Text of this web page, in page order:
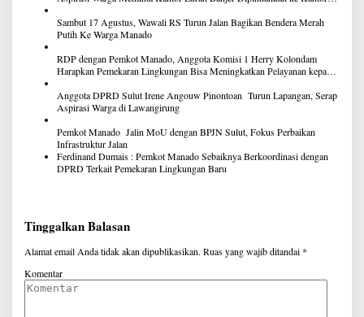
Sambut 17 Agustus, Wawali RS Turun Jalan Bagikan Bendera Merah
Putih Ke Warga Manado
RDP dengan Pemkot Manado, Anggota Komisi 1 Herry Kolondam
Harapkan Pemekaran Lingkungan Bisa Meningkatkan Pelayanan kepada
Anggota DPRD Sulut Irene Angouw Pinontoan Turun Lapangan, Serap
Aspirasi Warga di Lawangirung
Pemkot Manado Jalin MoU dengan BPJN Sulut, Fokus Perbaikan
Infrastruktur Jalan
Ferdinand Dumais : Pemkot Manado Sebaiknya Berkoordinasi dengan
DPRD Terkait Pemekaran Lingkungan Baru
Tinggalkan Balasan
Alamat email Anda tidak akan dipublikasikan. Ruas yang wajib ditandai *
Komentar